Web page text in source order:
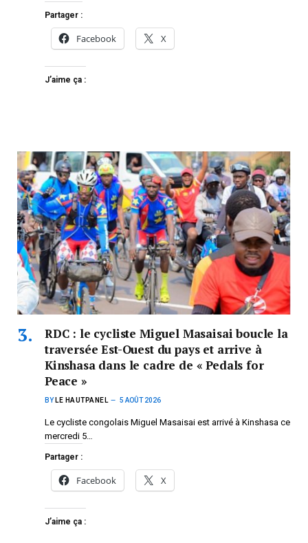
Partager :
Facebook X
J’aime ça :
RDC : le cycliste Miguel Masaisai boucle la
traversée Est-Ouest du pays et arrive à
Kinshasa dans le cadre de « Pedals for
Peace »
BY LE HAUTPANEL 5 AOÛT 2026
Le cycliste congolais Miguel Masaisai est arrivé à Kinshasa ce
mercredi 5…
Partager :
Facebook X
J’aime ça :